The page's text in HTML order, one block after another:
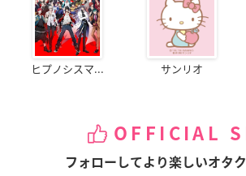
ヒプノシスマ... サンリオ
OFFICIAL
フォローしてより楽しいオタ